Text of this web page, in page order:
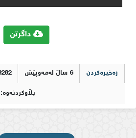
داگرتن
زەخیرەکردن 6 ساڵ لەمەوپێش 8282 جار
بڵاوکردنەوە: